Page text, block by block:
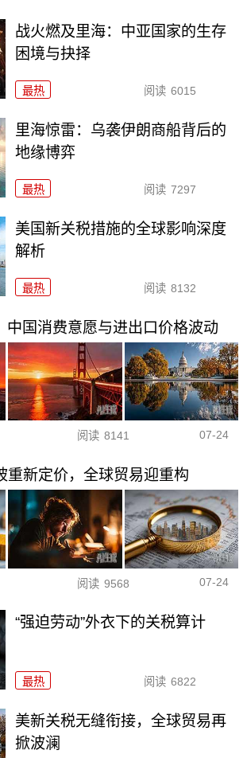
战火燃及里海：中亚国家的生存
困境与抉择
最热 阅读 6015
里海惊雷：乌袭伊朗商船背后的
地缘博弈
最热 阅读 7297
美国新关税措施的全球影响深度
解析
最热 阅读 8132
中国消费意愿与进出口价格波动
阅读 8141 07-24
重新定价，全球贸易迎重构
阅读 9568 07-24
“强迫劳动”外衣下的关税算计
最热 阅读 6822
美新关税无缝衔接，全球贸易再
掀波澜